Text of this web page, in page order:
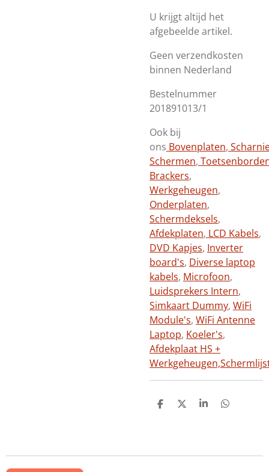
U krijgt altijd het
afgebeelde artikel.
Geen verzendkosten
binnen Nederland
Bestelnummer
201891013/1
Ook bij
ons Bovenplaten,
Schermen,
Brackers,
Werkgeheugen,
Onderplaten,
Schermdeksels,
Afdekplaten, LCD Kabels,
DVD Kapjes, Inverter
board's, Diverse laptop
kabels, Microfoon,
Luidsprekers Intern,
Simkaart Dummy, WiFi
Module's, WiFi Antenne
Laptop, Koeler's,
Afdekplaat HS +
Werkgeheugen,
D
D
S
D